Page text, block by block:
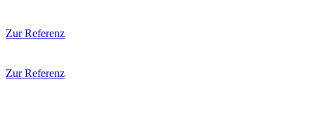
Zur Referenz
Zur Referenz